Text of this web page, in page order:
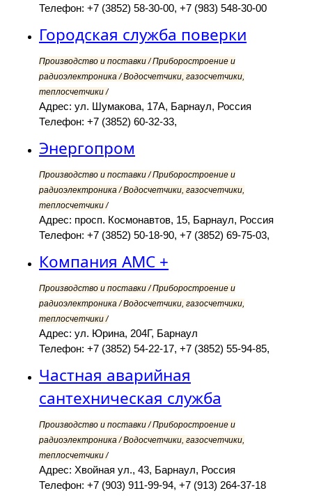
Телефон: +7 (3852) 58-30-00, +7 (983) 548-30-00
Городская служба поверки
Производство и поставки / Приборостроение и
радиоэлектроника / Водосчетчики, газосчетчики,
теплосчетчики /
Адрес: ул. Шумакова, 17А, Барнаул, Россия
Телефон: +7 (3852) 60-32-33,
Энергопром
Производство и поставки / Приборостроение и
радиоэлектроника / Водосчетчики, газосчетчики,
теплосчетчики /
Адрес: просп. Космонавтов, 15, Барнаул, Россия
Телефон: +7 (3852) 50-18-90, +7 (3852) 69-75-03,
Компания АМС +
Производство и поставки / Приборостроение и
радиоэлектроника / Водосчетчики, газосчетчики,
теплосчетчики /
Адрес: ул. Юрина, 204Г, Барнаул
Телефон: +7 (3852) 54-22-17, +7 (3852) 55-94-85,
Частная аварийная
сантехническая служба
Производство и поставки / Приборостроение и
радиоэлектроника / Водосчетчики, газосчетчики,
теплосчетчики /
Адрес: Хвойная ул., 43, Барнаул, Россия
Телефон: +7 (903) 911-99-94, +7 (913) 264-37-18